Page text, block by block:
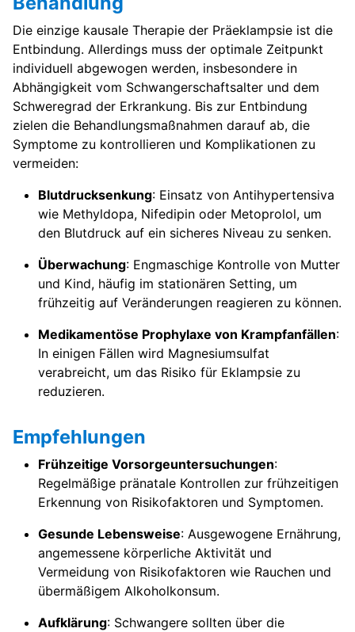
Die einzige kausale Therapie der Präeklampsie ist die
Entbindung. Allerdings muss der optimale Zeitpunkt
individuell abgewogen werden, insbesondere in
Abhängigkeit vom Schwangerschaftsalter und dem
Schweregrad der Erkrankung. Bis zur Entbindung
zielen die Behandlungsmaßnahmen darauf ab, die
Symptome zu kontrollieren und Komplikationen zu
vermeiden:
Blutdrucksenkung: Einsatz von Antihypertensiva
wie Methyldopa, Nifedipin oder Metoprolol, um
den Blutdruck auf ein sicheres Niveau zu senken.
Überwachung: Engmaschige Kontrolle von Mutter
und Kind, häufig im stationären Setting, um
frühzeitig auf Veränderungen reagieren zu können.
Medikamentöse Prophylaxe von Krampfanfällen:
In einigen Fällen wird Magnesiumsulfat
verabreicht, um das Risiko für Eklampsie zu
reduzieren.
Empfehlungen
Frühzeitige Vorsorgeuntersuchungen:
Regelmäßige pränatale Kontrollen zur frühzeitigen
Erkennung von Risikofaktoren und Symptomen.
Gesunde Lebensweise: Ausgewogene Ernährung,
angemessene körperliche Aktivität und
Vermeidung von Risikofaktoren wie Rauchen und
übermäßigem Alkoholkonsum.
Aufklärung: Schwangere sollten über die